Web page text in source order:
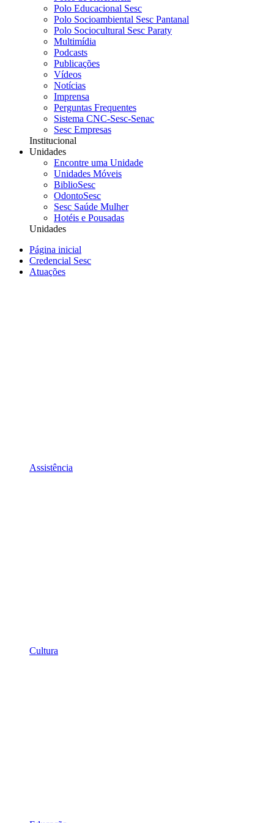
Polo Educacional Sesc
Polo Socioambiental Sesc Pantanal
Polo Sociocultural Sesc Paraty
Multimídia
Podcasts
Publicações
Vídeos
Notícias
Imprensa
Perguntas Frequentes
Sistema CNC-Sesc-Senac
Sesc Empresas
Institucional
Unidades
Encontre uma Unidade
Unidades Móveis
BiblioSesc
OdontoSesc
Sesc Saúde Mulher
Hotéis e Pousadas
Unidades
Página inicial
Credencial Sesc
Atuações
Assistência
Cultura